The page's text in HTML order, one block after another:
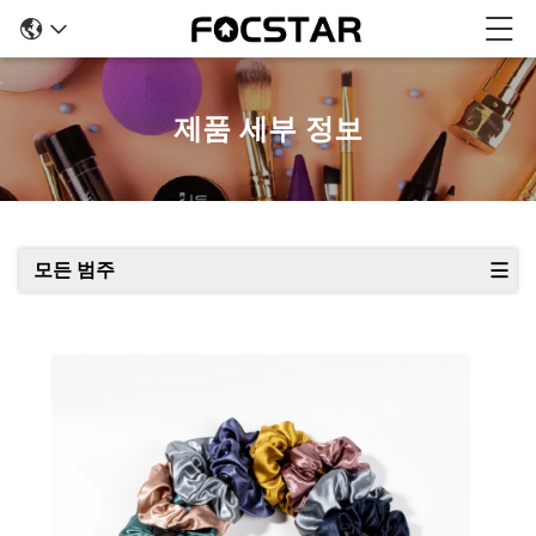
제품 세부 정보
모든 범주